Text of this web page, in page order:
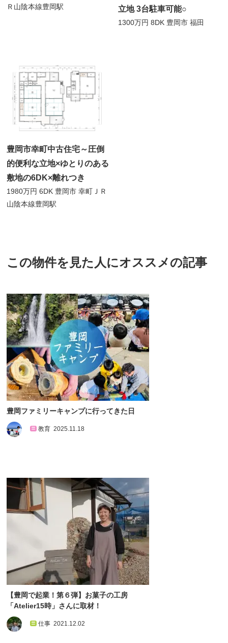
Ｒ山陰本線豊岡駅
立地 3台駐車可能○
1300万円8DK 豊岡市 福田
豊岡市幸町中古住宅～圧倒
的便利な立地×ゆとりのある
敷地の6DK×離れつき
1980万円6DK 豊岡市 幸町 ＪＲ
山陰本線豊岡駅
この物件を見た人にオススメの記事
豊岡ファミリーキャンプに行ってきた日
教育 2025.11.18
【豊岡で起業！第６弾】お菓子の工房
「Atelier15時」さんに取材！
仕事 2021.12.02